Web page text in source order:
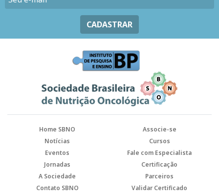
CADASTRAR
Home SBNO
Associe-se
Notícias
Cursos
Eventos
Fale com Especialista
Jornadas
Certificação
A Sociedade
Parceiros
Contato SBNO
Validar Certificado